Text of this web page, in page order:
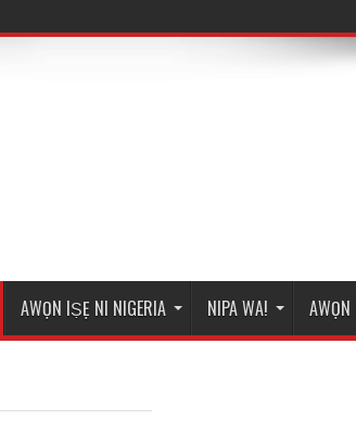
AWỌN IṢẸ NI NIGERIA NIPA WA! AWỌN